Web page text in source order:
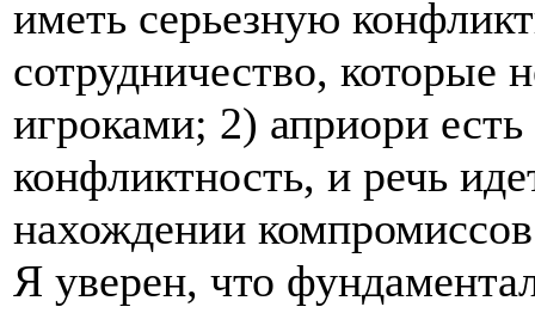
иметь серьезную
сотрудничество,
игроками; 2) априори
конфликтность, и речь
нахождении
Я уверен, что